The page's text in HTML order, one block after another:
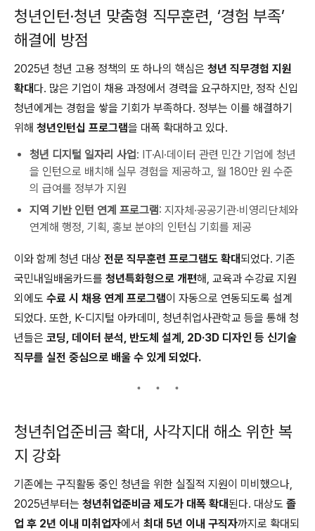
청년인턴·청년 맞춤형 직무훈련, ‘경험 부족’
해결에 방점
2025년 청년 고용 정책의 또 하나의 핵심은 청년 직무경험 지원
확대 다. 많은 기업이 채용 과정에서 경력을 요구하지만, 정작 신입
청년에게는 경험을 쌓을 기회가 부족하다. 정부는 이를 해결하기
위해 청년인턴십 프로그램을 대폭 확대하고 있다.
청년 디지털 일자리 사업: IT·AI·데이터 관련 민간 기업에 청년
을 인턴으로 배치해 실무 경험을 제공하고, 월 180만 원 수준
의 급여를 정부가 지원
지역 기반 인턴 연계 프로그램: 지자체·공공기관·비영리단체와
연계해 행정, 기획, 홍보 분야의 인턴십 기회를 제공
이와 함께 청년 대상 전문 직무훈련 프로그램도 확대되었다. 기존
국민내일배움카드를 청년특화형으로 개편해, 교육과 수강료 지원
외에도 수료 시 채용 연계 프로그램이 자동으로 연동되도록 설계
되었다. 또한, K-디지털 아카데미, 청년취업사관학교 등을 통해 청
년들은 코딩, 데이터 분석, 반도체 설계, 2D·3D 디자인 등 신기술
직무를 실전 중심으로 배울 수 있게 되었다.
청년취업준비금 확대, 사각지대 해소 위한 복
지 강화
기존에는 구직활동 중인 청년을 위한 실질적 지원이 미비했으나,
2025년부터는 청년취업준비금 제도가 대폭 확대된다. 대상도 졸
업 후 2년 이내 미취업자에서 최대 5년 이내 구직자까지로 확대되